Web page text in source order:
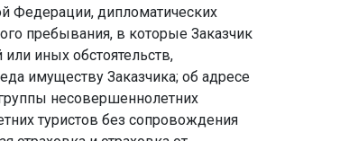
Федерации, дипломатических
пребывания, в которые Заказчик
иных обстоятельств,
имуществу Заказчика; об адресе
несовершеннолетних
туристов без сопровождения